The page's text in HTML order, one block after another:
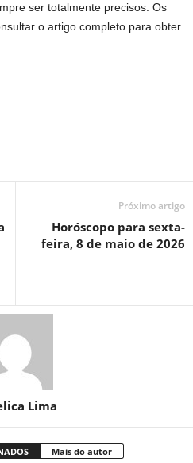
ser totalmente precisos. Os
o artigo completo para obter
Próximo artigo
Horóscopo para sexta-
feira, 8 de maio de 2026
Lima
Mais do autor